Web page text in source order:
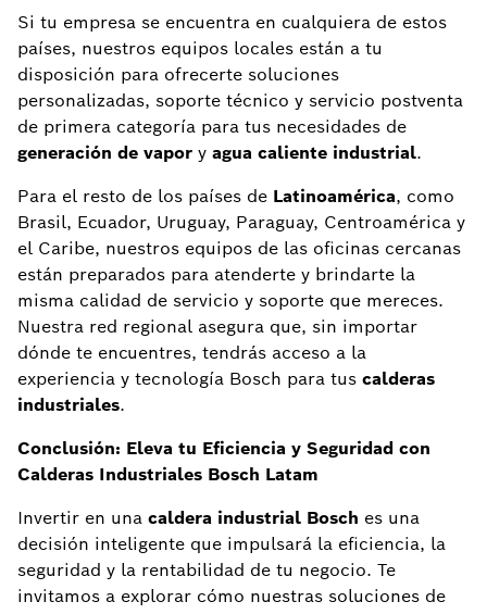
Si tu empresa se encuentra en cualquiera de estos
países, nuestros equipos locales están a tu
disposición para ofrecerte soluciones
personalizadas, soporte técnico y servicio postventa
de primera categoría para tus necesidades de
generación de vapor y agua caliente industrial.
Para el resto de los países de Latinoamérica, como
Brasil, Ecuador, Uruguay, Paraguay, Centroamérica y
el Caribe, nuestros equipos de las oficinas cercanas
están preparados para atenderte y brindarte la
misma calidad de servicio y soporte que mereces.
Nuestra red regional asegura que, sin importar
dónde te encuentres, tendrás acceso a la
experiencia y tecnología Bosch para tus calderas
industriales.
Conclusión: Eleva tu Eficiencia y Seguridad con
Calderas Industriales Bosch Latam
Invertir en una caldera industrial Bosch es una
decisión inteligente que impulsará la eficiencia, la
seguridad y la rentabilidad de tu negocio. Te
invitamos a explorar cómo nuestras soluciones de